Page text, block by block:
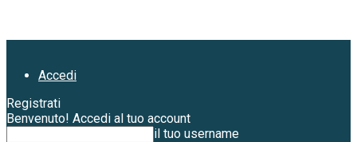
Accedi
Registrati
Benvenuto! Accedi al tuo account
il tuo username